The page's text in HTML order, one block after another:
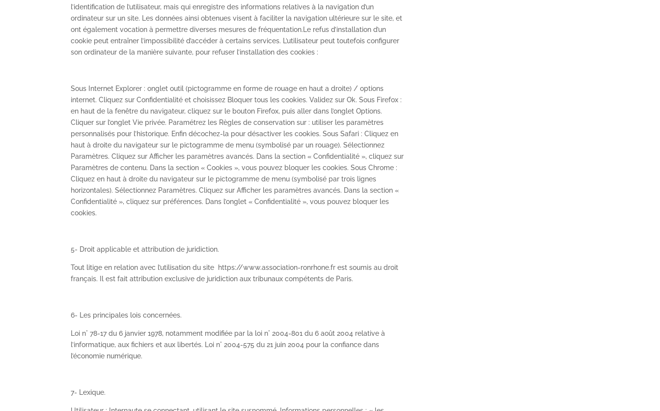
l’identification de l’utilisateur, mais qui enregistre des informations relatives à la navigation d’un
ordinateur sur un site. Les données ainsi obtenues visent à faciliter la navigation ultérieure sur le site, et
ont également vocation à permettre diverses mesures de fréquentation.Le refus d’installation d’un
cookie peut entraîner l’impossibilité d’accéder à certains services. L’utilisateur peut toutefois configurer
son ordinateur de la manière suivante, pour refuser l’installation des cookies :
Sous Internet Explorer : onglet outil (pictogramme en forme de rouage en haut a droite) / options
internet. Cliquez sur Confidentialité et choisissez Bloquer tous les cookies. Validez sur Ok. Sous Firefox :
en haut de la fenêtre du navigateur, cliquez sur le bouton Firefox, puis aller dans l’onglet Options.
Cliquer sur l’onglet Vie privée. Paramétrez les Règles de conservation sur : utiliser les paramètres
personnalisés pour l’historique. Enfin décochez-la pour désactiver les cookies. Sous Safari : Cliquez en
haut à droite du navigateur sur le pictogramme de menu (symbolisé par un rouage). Sélectionnez
Paramètres. Cliquez sur Afficher les paramètres avancés. Dans la section « Confidentialité », cliquez sur
Paramètres de contenu. Dans la section « Cookies », vous pouvez bloquer les cookies. Sous Chrome :
Cliquez en haut à droite du navigateur sur le pictogramme de menu (symbolisé par trois lignes
horizontales). Sélectionnez Paramètres. Cliquez sur Afficher les paramètres avancés. Dans la section «
Confidentialité », cliquez sur préférences. Dans l’onglet « Confidentialité », vous pouvez bloquer les
cookies.
5- Droit applicable et attribution de juridiction.
Tout litige en relation avec l’utilisation du site https://www.association-ronrhone.fr est soumis au droit
français. Il est fait attribution exclusive de juridiction aux tribunaux compétents de Paris.
6- Les principales lois concernées.
Loi n° 78-17 du 6 janvier 1978, notamment modifiée par la loi n° 2004-801 du 6 août 2004 relative à
l’informatique, aux fichiers et aux libertés. Loi n° 2004-575 du 21 juin 2004 pour la confiance dans
l’économie numérique.
7- Lexique.